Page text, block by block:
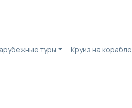
туры Круиз на корабле